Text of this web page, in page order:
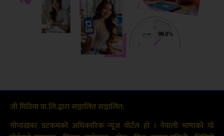
जी मिडिया प्रा.लि.द्वारा सञ्चालित सञ्चालित:
गोप्यखबर डटकमको अधिकारिक न्यूज पोर्टल हो । नेपाली भाषाको यो